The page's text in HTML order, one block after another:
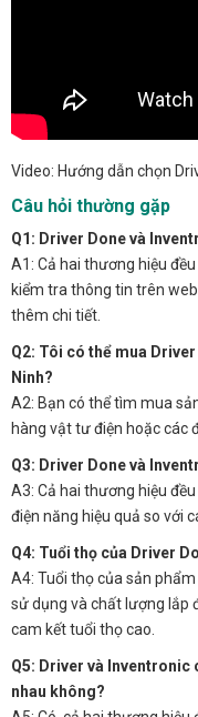
Video: Hướng dẫn chọn
Câu hỏi thường gặp
Q1: Driver Done và
A1: Cả hai thương hiệu
kiểm tra thông tin trên
thêm chi tiết.
Q2: Tôi có thể mua
Ninh?
A2: Bạn có thể tìm mua
hàng vật tư điện hoặc các
Q3: Driver Done và
A3: Cả hai thương hiệu
điện năng hiệu quả so với
Q4: Tuổi thọ của Driver
A4: Tuổi thọ của sản
sử dụng và chất lượng lắp
cam kết tuổi thọ cao.
Q5: Driver và Inventronic
nhau không?